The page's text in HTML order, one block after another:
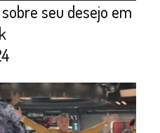
seu desejo em